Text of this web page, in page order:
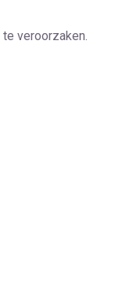
veroorzaken.